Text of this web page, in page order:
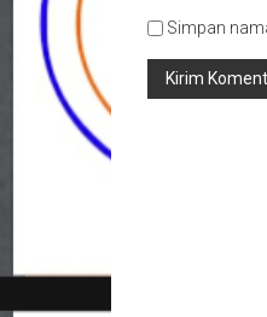
Simpan